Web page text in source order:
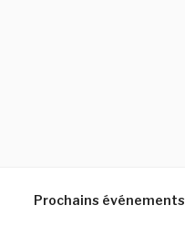
Prochains événements